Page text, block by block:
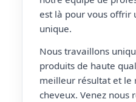
est là pour vous offrir
unique.
Nous travaillons
produits de haute
meilleur résultat et le
cheveux. Venez nous